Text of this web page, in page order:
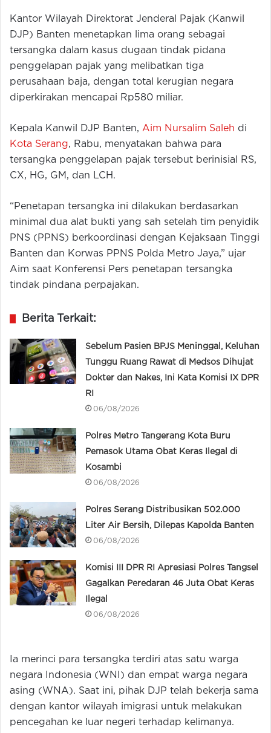
Kantor Wilayah Direktorat Jenderal Pajak (Kanwil
DJP) Banten menetapkan lima orang sebagai
tersangka dalam kasus dugaan tindak pidana
penggelapan pajak yang melibatkan tiga
perusahaan baja, dengan total kerugian negara
diperkirakan mencapai Rp580 miliar.
Kepala Kanwil DJP Banten, Aim Nursalim Saleh di
Kota Serang, Rabu, menyatakan bahwa para
tersangka penggelapan pajak tersebut berinisial RS,
CX, HG, GM, dan LCH.
“Penetapan tersangka ini dilakukan berdasarkan
minimal dua alat bukti yang sah setelah tim penyidik
PNS (PPNS) berkoordinasi dengan Kejaksaan Tinggi
Banten dan Korwas PPNS Polda Metro Jaya,” ujar
Aim saat Konferensi Pers penetapan tersangka
tindak pindana perpajakan.
Berita Terkait:
Sebelum Pasien BPJS Meninggal, Keluhan
Tunggu Ruang Rawat di Medsos Dihujat
Dokter dan Nakes, Ini Kata Komisi IX DPR
RI
06/08/2026
Polres Metro Tangerang Kota Buru
Pemasok Utama Obat Keras Ilegal di
Kosambi
06/08/2026
Polres Serang Distribusikan 502.000
Liter Air Bersih, Dilepas Kapolda Banten
06/08/2026
Komisi III DPR RI Apresiasi Polres Tangsel
Gagalkan Peredaran 46 Juta Obat Keras
Ilegal
06/08/2026
Ia merinci para tersangka terdiri atas satu warga
negara Indonesia (WNI) dan empat warga negara
asing (WNA). Saat ini, pihak DJP telah bekerja sama
dengan kantor wilayah imigrasi untuk melakukan
pencegahan ke luar negeri terhadap kelimanya.